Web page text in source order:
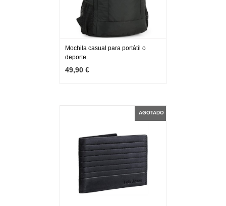
AGOTADO
Mochila casual para portátil o
deporte.
49,90 €
AGOTADO